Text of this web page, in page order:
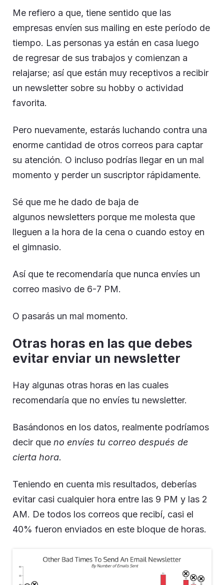
Me refiero a que, tiene sentido que las
empresas envíen sus mailing en este período de
tiempo. Las personas ya están en casa luego
de regresar de sus trabajos y comienzan a
relajarse; así que están muy receptivos a recibir
un newsletter sobre su hobby o actividad
favorita.
Pero nuevamente, estarás luchando contra una
enorme cantidad de otros correos para captar
su atención. O incluso podrías llegar en un mal
momento y perder un suscriptor rápidamente.
Sé que me he dado de baja de
algunos newsletters porque me molesta que
lleguen a la hora de la cena o cuando estoy en
el gimnasio.
Así que te recomendaría que nunca envíes un
correo masivo de 6-7 PM.
O pasarás un mal momento.
Otras horas en las que debes
evitar enviar un newsletter
Hay algunas otras horas en las cuales
recomendaría que no envíes tu newsletter.
Basándonos en los datos, realmente podríamos
decir que no envíes tu correo después de
cierta hora.
Teniendo en cuenta mis resultados, deberías
evitar casi cualquier hora entre las 9 PM y las 2
AM. De todos los correos que recibí, casi el
40% fueron enviados en este bloque de horas.